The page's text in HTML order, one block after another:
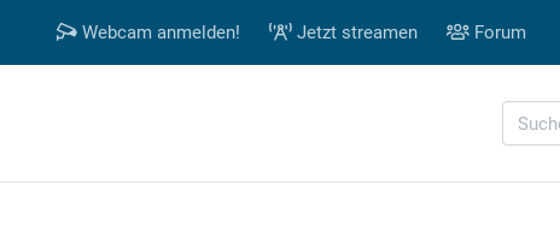
Webcam anmelden! Jetzt streamen Forum